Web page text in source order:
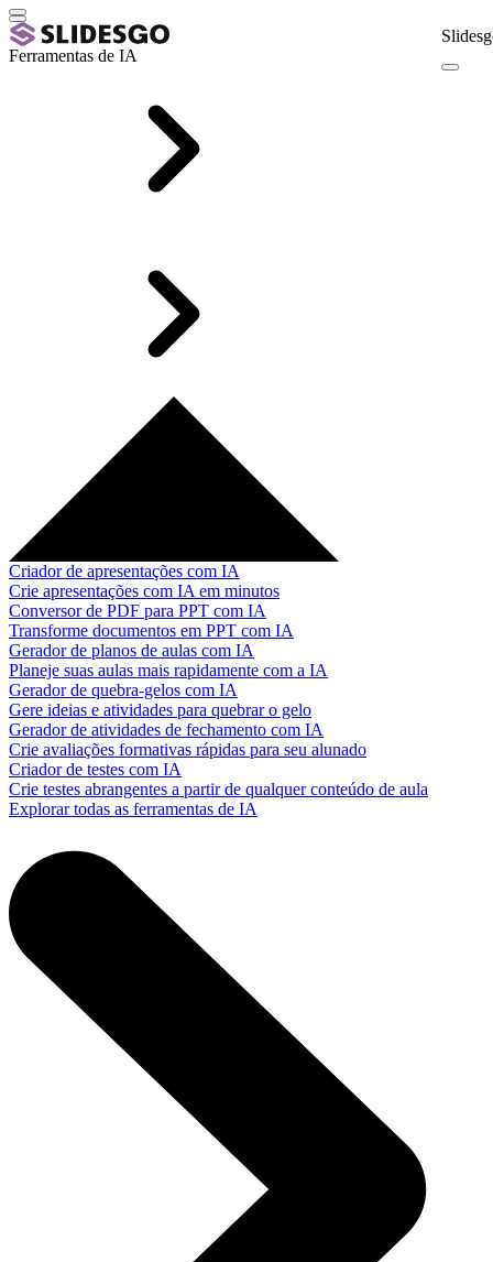
Ferramentas de IA
Criador de apresentações com IA
Crie apresentações com IA em minutos
Conversor de PDF para PPT com IA
Transforme documentos em PPT com IA
Gerador de planos de aulas com IA
Planeje suas aulas mais rapidamente com a IA
Gerador de quebra-gelos com IA
Gere ideias e atividades para quebrar o gelo
Gerador de atividades de fechamento com IA
Crie avaliações formativas rápidas para seu alunado
Criador de testes com IA
Crie testes abrangentes a partir de qualquer conteúdo de aula
Explorar todas as ferramentas de IA